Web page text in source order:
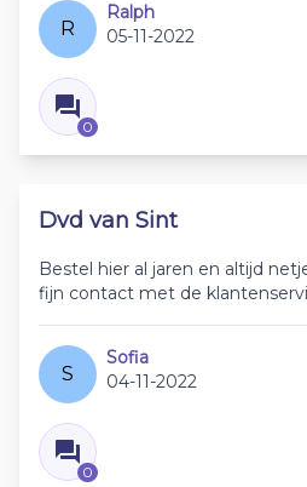
R
Ralph
05-11-2022
0
Dvd van Sint
Bestel hier al jaren en altijd
fijn contact met de
S
Sofia
04-11-2022
0